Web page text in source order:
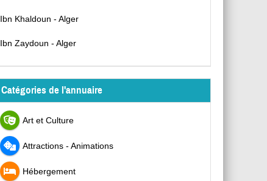
Ibn Khaldoun - Alger
Ibn Zaydoun - Alger
Catégories de l'annuaire
Art et Culture
Attractions - Animations
Hébergement